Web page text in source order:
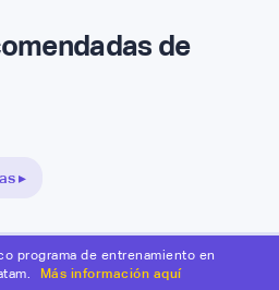
de
▸
programa de entrenamiento en
Más información aquí